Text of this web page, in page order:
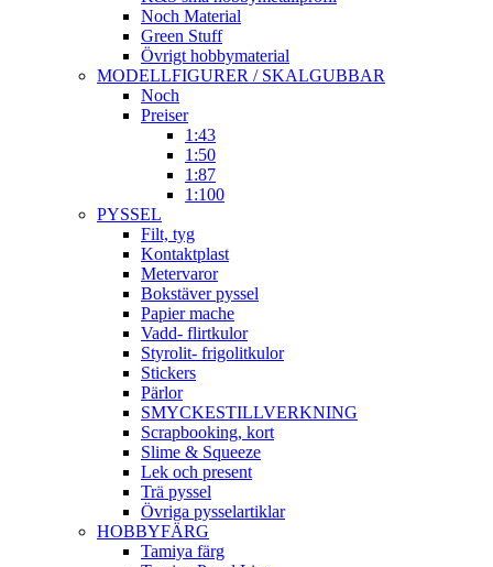
Noch Material
Green Stuff
Övrigt hobbymaterial
MODELLFIGURER / SKALGUBBAR
Noch
Preiser
1:43
1:50
1:87
1:100
PYSSEL
Filt, tyg
Kontaktplast
Metervaror
Bokstäver pyssel
Papier mache
Vadd- flirtkulor
Styrolit- frigolitkulor
Stickers
Pärlor
SMYCKESTILLVERKNING
Scrapbooking, kort
Slime & Squeeze
Lek och present
Trä pyssel
Övriga pysselartiklar
HOBBYFÄRG
Tamiya färg